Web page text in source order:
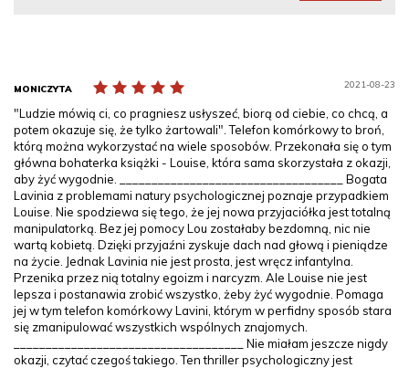
MONICZYTA 2021-08-23
"Ludzie mówią ci, co pragniesz usłyszeć, biorą od ciebie, co chcą, a
potem okazuje się, że tylko żartowali". Telefon komórkowy to broń,
którą można wykorzystać na wiele sposobów. Przekonała się o tym
główna bohaterka książki - Louise, która sama skorzystała z okazji,
aby żyć wygodnie. ___________________________________ Bogata
Lavinia z problemami natury psychologicznej poznaje przypadkiem
Louise. Nie spodziewa się tego, że jej nowa przyjaciółka jest totalną
manipulatorką. Bez jej pomocy Lou zostałaby bezdomną, nic nie
wartą kobietą. Dzięki przyjaźni zyskuje dach nad głową i pieniądze
na życie. Jednak Lavinia nie jest prosta, jest wręcz infantylna.
Przenika przez nią totalny egoizm i narcyzm. Ale Louise nie jest
lepsza i postanawia zrobić wszystko, żeby żyć wygodnie. Pomaga
jej w tym telefon komórkowy Lavini, którym w perfidny sposób stara
się zmanipulować wszystkich wspólnych znajomych.
____________________________________ Nie miałam jeszcze nigdy
okazji, czytać czegoś takiego. Ten thriller psychologiczny jest